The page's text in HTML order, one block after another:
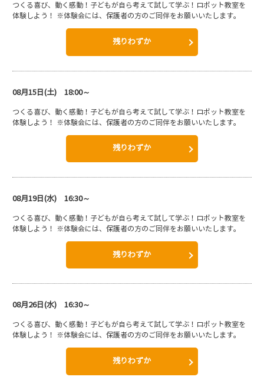
つくる喜び、動く感動！子どもが自ら考えて試して学ぶ！ロボット教室を
体験しよう！ ※体験会には、保護者の方のご同伴をお願いいたします。
残りわずか
08月15日(土) 18:00～
つくる喜び、動く感動！子どもが自ら考えて試して学ぶ！ロボット教室を
体験しよう！ ※体験会には、保護者の方のご同伴をお願いいたします。
残りわずか
08月19日(水) 16:30～
つくる喜び、動く感動！子どもが自ら考えて試して学ぶ！ロボット教室を
体験しよう！ ※体験会には、保護者の方のご同伴をお願いいたします。
残りわずか
08月26日(水) 16:30～
つくる喜び、動く感動！子どもが自ら考えて試して学ぶ！ロボット教室を
体験しよう！ ※体験会には、保護者の方のご同伴をお願いいたします。
残りわずか